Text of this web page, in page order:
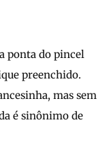
ponta do pincel
preenchido.
mas sem
é sinônimo de